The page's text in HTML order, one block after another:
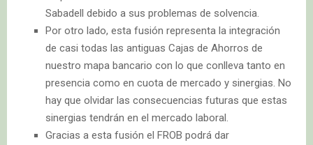
Sabadell debido a sus problemas de solvencia.
Por otro lado, esta fusión representa la integración
de casi todas las antiguas Cajas de Ahorros de
nuestro mapa bancario con lo que conlleva tanto en
presencia como en cuota de mercado y sinergias. No
hay que olvidar las consecuencias futuras que estas
sinergias tendrán en el mercado laboral.
Gracias a esta fusión el FROB podrá dar